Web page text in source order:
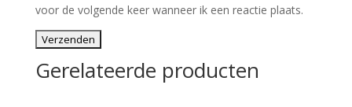
voor de volgende keer wanneer ik een reactie plaats.
Gerelateerde producten